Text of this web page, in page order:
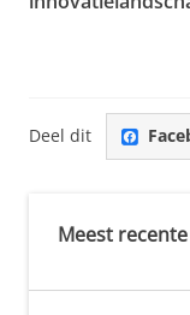
Deel dit
Meest